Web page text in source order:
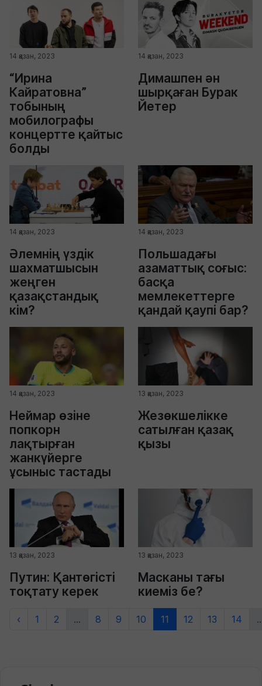
14 қазан, 2023
“Ирина
Кайратовна”
тобының
мобилографы
концертте қайтыс
болды
14 қазан, 2023
Димашпен ән
шырқаған Бурак
Йетер
14 қазан, 2023
Әлемнің үздік
шахматшысын
жеңген
қазақстандық
кім?
14 қазан, 2023
Польшадағы
азаматтық соғыс:
басқа
мемлекеттерге
қандай қаупі бар?
14 қазан, 2023
Неймар өзіне
попкорн
лақтырған
жанкүйерге
ұсыныс тастады
13 қазан, 2023
Жезөкшелікке
сатылған қазақ
қызы
13 қазан, 2023
Путин: Қантөгісті
тоқтату керек
13 қазан, 2023
Масканы тағы
киеміз бе?
‹ 1 2 ... 8 9 10 11 12 13 14